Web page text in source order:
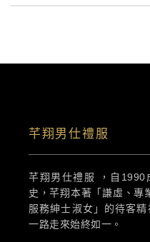
芊翔男仕禮服
芊翔男仕禮服 ，自1990
史，芊翔本著「謙虛、專
服務紳士淑女」的待客
一路走來始終如一。